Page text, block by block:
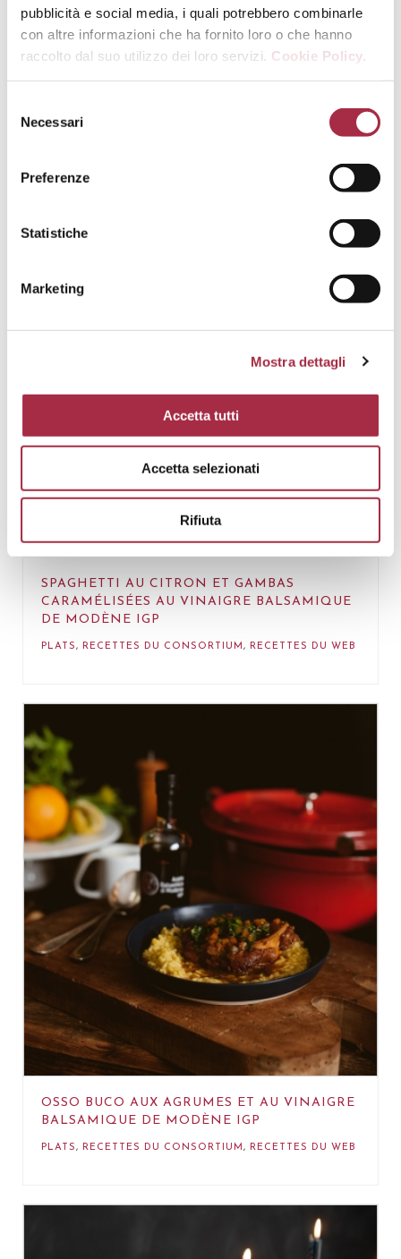
pubblicità e social media, i quali potrebbero combinarle
con altre informazioni che ha fornito loro o che hanno
raccolto dal suo utilizzo dei loro servizi. Cookie Policy.
Necessari
Preferenze
Statistiche
Marketing
Mostra dettagli
Accetta tutti
Accetta selezionati
Rifiuta
MARINADE AU VINAIGRE BALSAMIQUE DE
MODÈNE IGP INVECCHIATO, LABNÉ
EXPRESS ET ZAATAR
RECETTES DU WEB
SPAGHETTI AU CITRON ET GAMBAS
CARAMÉLISÉES AU VINAIGRE BALSAMIQUE
DE MODÈNE IGP
PLATS, RECETTES DU CONSORTIUM , RECETTES DU WEB
OSSO BUCO AUX AGRUMES ET AU VINAIGRE
BALSAMIQUE DE MODÈNE IGP
PLATS, RECETTES DU CONSORTIUM , RECETTES DU WEB